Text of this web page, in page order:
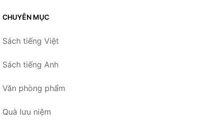
CHUYÊN MỤC
Sách tiếng Việt
Sách tiếng Anh
Văn phòng phẩm
Quà lưu niệm